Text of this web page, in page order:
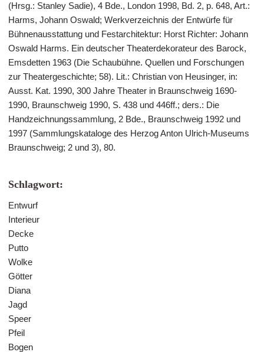
(Hrsg.: Stanley Sadie), 4 Bde., London 1998, Bd. 2, p. 648, Art.:
Harms, Johann Oswald; Werkverzeichnis der Entwürfe für
Bühnenausstattung und Festarchitektur: Horst Richter: Johann
Oswald Harms. Ein deutscher Theaterdekorateur des Barock,
Emsdetten 1963 (Die Schaubühne. Quellen und Forschungen
zur Theatergeschichte; 58). Lit.: Christian von Heusinger, in:
Ausst. Kat. 1990, 300 Jahre Theater in Braunschweig 1690-
1990, Braunschweig 1990, S. 438 und 446ff.; ders.: Die
Handzeichnungssammlung, 2 Bde., Braunschweig 1992 und
1997 (Sammlungskataloge des Herzog Anton Ulrich-Museums
Braunschweig; 2 und 3), 80.
Schlagwort:
Entwurf
Interieur
Decke
Putto
Wolke
Götter
Diana
Jagd
Speer
Pfeil
Bogen